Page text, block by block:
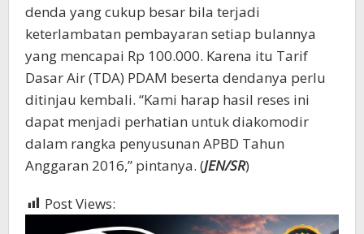
denda yang cukup besar bila terjadi
keterlambatan pembayaran setiap bulannya
yang mencapai Rp 100.000. Karena itu Tarif
Dasar Air (TDA) PDAM beserta dendanya perlu
ditinjau kembali. “Kami harap hasil reses ini
dapat menjadi perhatian untuk diakomodir
dalam rangka penyusunan APBD Tahun
Anggaran 2016,” pintanya. (JEN/SR)
Post Views: